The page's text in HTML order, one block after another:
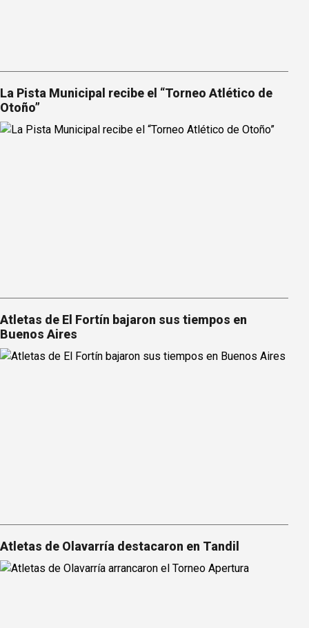
La Pista Municipal recibe el “Torneo Atlético de
Otoño”
Atletas de El Fortín bajaron sus tiempos en
Buenos Aires
Atletas de Olavarría destacaron en Tandil